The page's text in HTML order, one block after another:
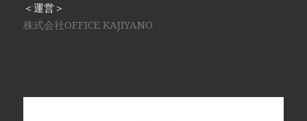
＜運営＞
株式会社OFFICE KAJIYANO